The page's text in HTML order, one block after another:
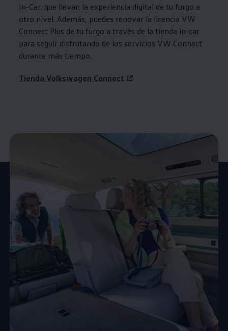
In-Car, que llevan la experiencia digital de tu furgo a
otro nivel. Además, puedes renovar la licencia VW
Connect Plus de tu furgo a través de la tienda in-car
para seguir disfrutando de los servicios VW Connect
durante más tiempo.
Tienda Volkswagen Connect